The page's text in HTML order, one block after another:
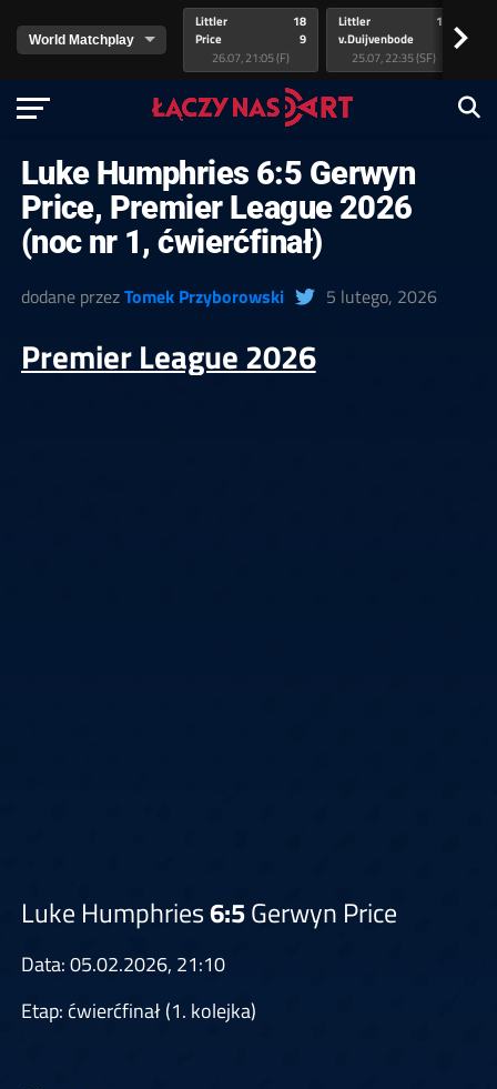
Littler
Price
18
9
26.07, 21:05 (F)
Littler
v.Duijvenbode
17
25.07, 22:35 (SF)
>
Luke Humphries 6:5 Gerwyn
Price, Premier League 2026
(noc nr 1, ćwierćfinał)
dodane przezTomek Przyborowski 5 lutego, 2026
Premier League 2026
Luke Humphries6:5Gerwyn Price
Data: 05.02.2026, 21:10
Etap: ćwierćfinał (1. kolejka)